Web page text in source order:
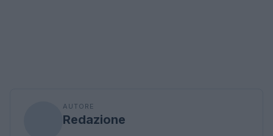
AUTORE
Redazione